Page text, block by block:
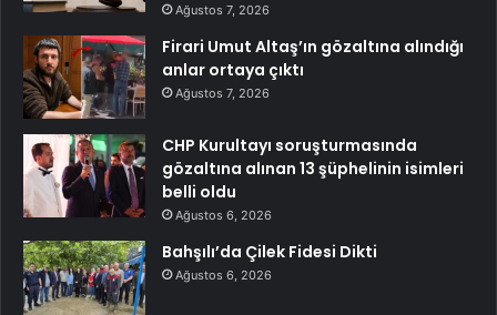
Ağustos 7, 2026
Firari Umut Altaş’ın gözaltına alındığı
anlar ortaya çıktı
Ağustos 7, 2026
CHP Kurultayı soruşturmasında
gözaltına alınan 13 şüphelinin isimleri
belli oldu
Ağustos 6, 2026
Bahşılı’da Çilek Fidesi Dikti
Ağustos 6, 2026